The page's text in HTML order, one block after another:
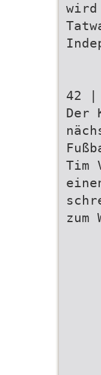
42 |
Der
Tim
zum